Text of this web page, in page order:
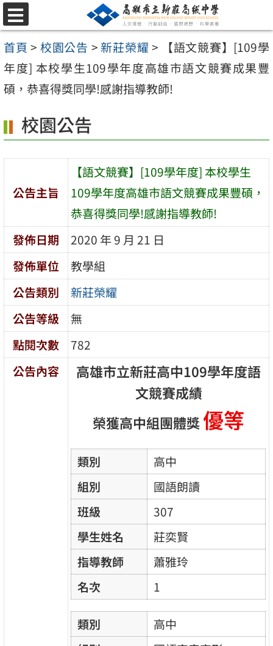
跳
至
主
要
內
區
選
單
首頁 > 校園公告 > 新莊榮耀 >
【語文競賽】[109學
年度] 本校學生109學年度高雄市語文競賽成果豐
碩，恭喜得獎同學!感謝指導教師!
校園公告
公告主旨
【語文競賽】[109學年度] 本校學生
109學年度高雄市語文競賽成果豐碩，
恭喜得獎同學!感謝指導教師!
發佈日期
2020 年 9 月 21 日
發佈單位
教學組
公告類別
新莊榮耀
公告等級
無
點閱次數
782
公告內容
高雄市立新莊高中109學年度語
文競賽成績
榮獲高中組團體獎優等
類別
高中
組別
國語朗讀
班級
307
學生姓名
莊奕賢
指導教師
蕭雅玲
名次
1
類別
高中